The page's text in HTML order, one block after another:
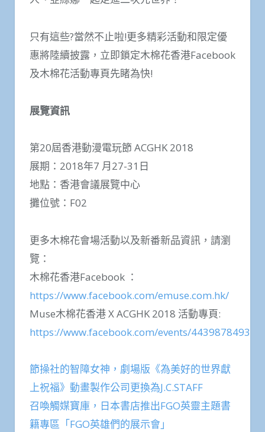
只有這些?當然不止啦!更多精彩活動和限定優
惠將陸續披露，立即鎖定木棉花香港Facebook
及木棉花活動專頁先睹為快!
展覽資訊
第20屆香港動漫電玩節 ACGHK 2018
展期：2018年7 月27-31日
地點：香港會議展覽中心
攤位號：F02
更多木棉花會場活動以及新番新品資訊，請瀏
覽：
木棉花香港Facebook ：
https://www.facebook.com/emuse.com.hk/
Muse木棉花香港 X ACGHK 2018 活動專頁:
https://www.facebook.com/events/
節操社的智障女神，劇場版《為美好的世界獻
上祝福》動畫製作公司更換為J.C.STAFF
召喚觸媒寶庫，日本書店推出FGO英靈主題書
籍專區「FGO英雄們的展示會」